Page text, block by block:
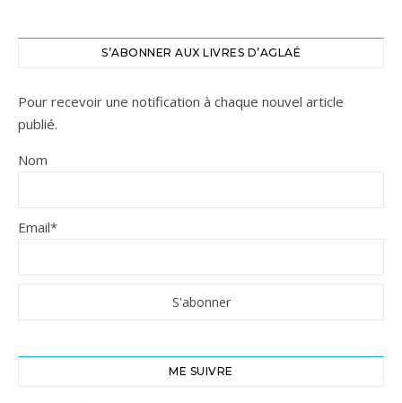
S’ABONNER AUX LIVRES D’AGLAÉ
Pour recevoir une notification à chaque nouvel article
publié.
Nom
Email*
ME SUIVRE